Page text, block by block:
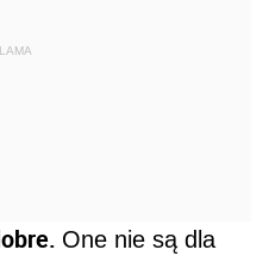
One nie są dla